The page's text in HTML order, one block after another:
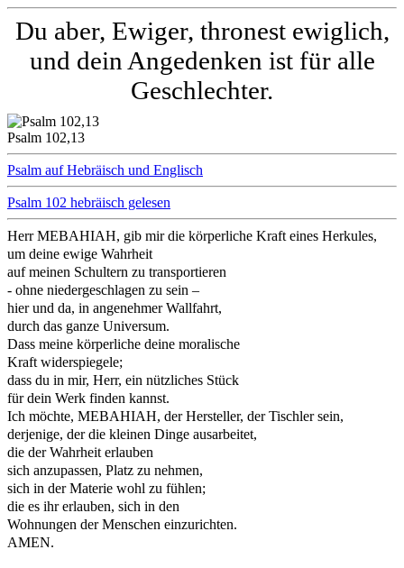
Du aber, Ewiger, thronest ewiglich,
und dein Angedenken ist für alle
Geschlechter.
Psalm 102,13
Psalm auf Hebräisch und Englisch
Psalm 102 hebräisch gelesen
Herr MEBAHIAH, gib mir die körperliche Kraft eines Herkules,
um deine ewige Wahrheit
auf meinen Schultern zu transportieren
- ohne niedergeschlagen zu sein –
hier und da, in angenehmer Wallfahrt,
durch das ganze Universum.
Dass meine körperliche deine moralische
Kraft widerspiegele;
dass du in mir, Herr, ein nützliches Stück
für dein Werk finden kannst.
Ich möchte, MEBAHIAH, der Hersteller, der Tischler sein,
derjenige, der die kleinen Dinge ausarbeitet,
die der Wahrheit erlauben
sich anzupassen, Platz zu nehmen,
sich in der Materie wohl zu fühlen;
die es ihr erlauben, sich in den
Wohnungen der Menschen einzurichten.
AMEN.